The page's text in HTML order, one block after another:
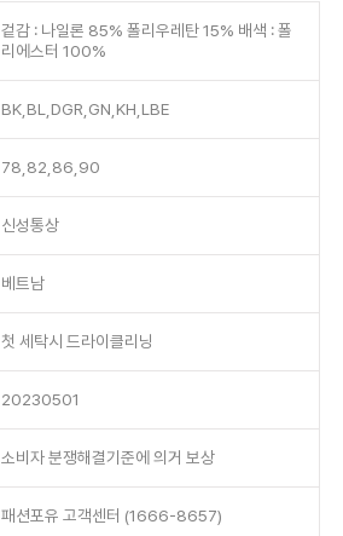
겉감 : 나일론 85% 폴리우레탄 15% 배색 : 폴
리에스터 100%
BK,BL,DGR,GN,KH,LBE
78,82,86,90
신성통상
베트남
첫 세탁시 드라이클리닝
20230501
소비자 분쟁해결기준에 의거 보상
패션포유 고객센터 (1666-8657)